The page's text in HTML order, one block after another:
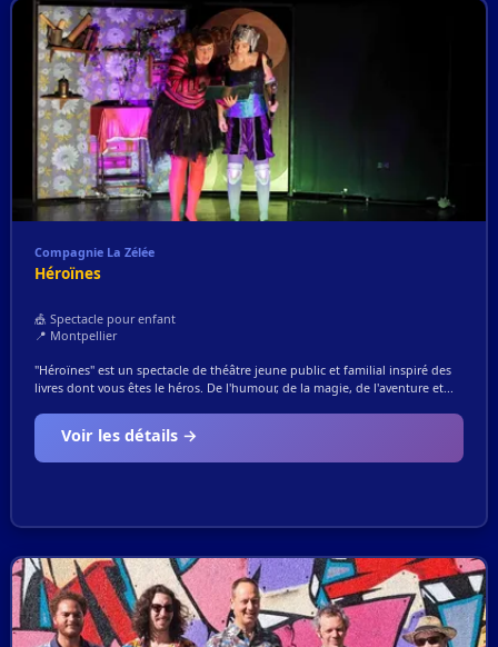
Compagnie La Zélée
Héroïnes
🎪 Spectacle pour enfant
📍 Montpellier
"Héroïnes" est un spectacle de théâtre jeune public et familial inspiré des
livres dont vous êtes le héros. De l'humour, de la magie, de l'aventure et...
Voir les détails →